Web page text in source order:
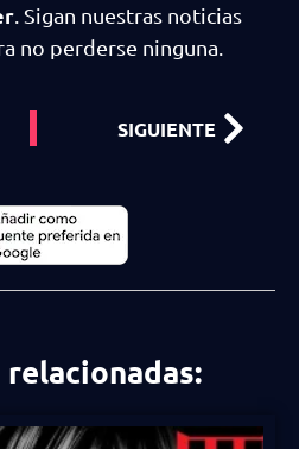
. Sigan nuestras noticias
no perderse ninguna.
SIGUIENTE